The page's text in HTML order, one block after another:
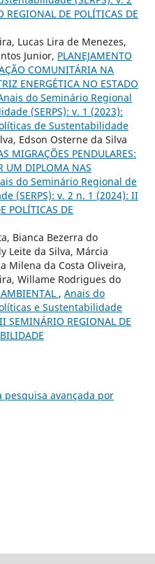
DE POLÍTICAS DE
Lucas Lira de Menezes,
Junior, PLANEJAMENTO
COMUNITÁRIA NA
ENERGÉTICA NO ESTADO
do Seminário Regional
(SERPS): v. 1 (2023):
de Sustentabilidade
Edson Osterne da Silva
MIGRAÇÕES PENDULARES:
UM DIPLOMA NAS
do Seminário Regional de
(SERPS): v. 2 n. 1 (2024): II
POLÍTICAS DE
Bianca Bezerra do
Leite da Silva, Márcia
Milena da Costa Oliveira,
Willame Rodrigues do
, Anais do
e Sustentabilidade
SEMINÁRIO REGIONAL DE
pesquisa avançada por